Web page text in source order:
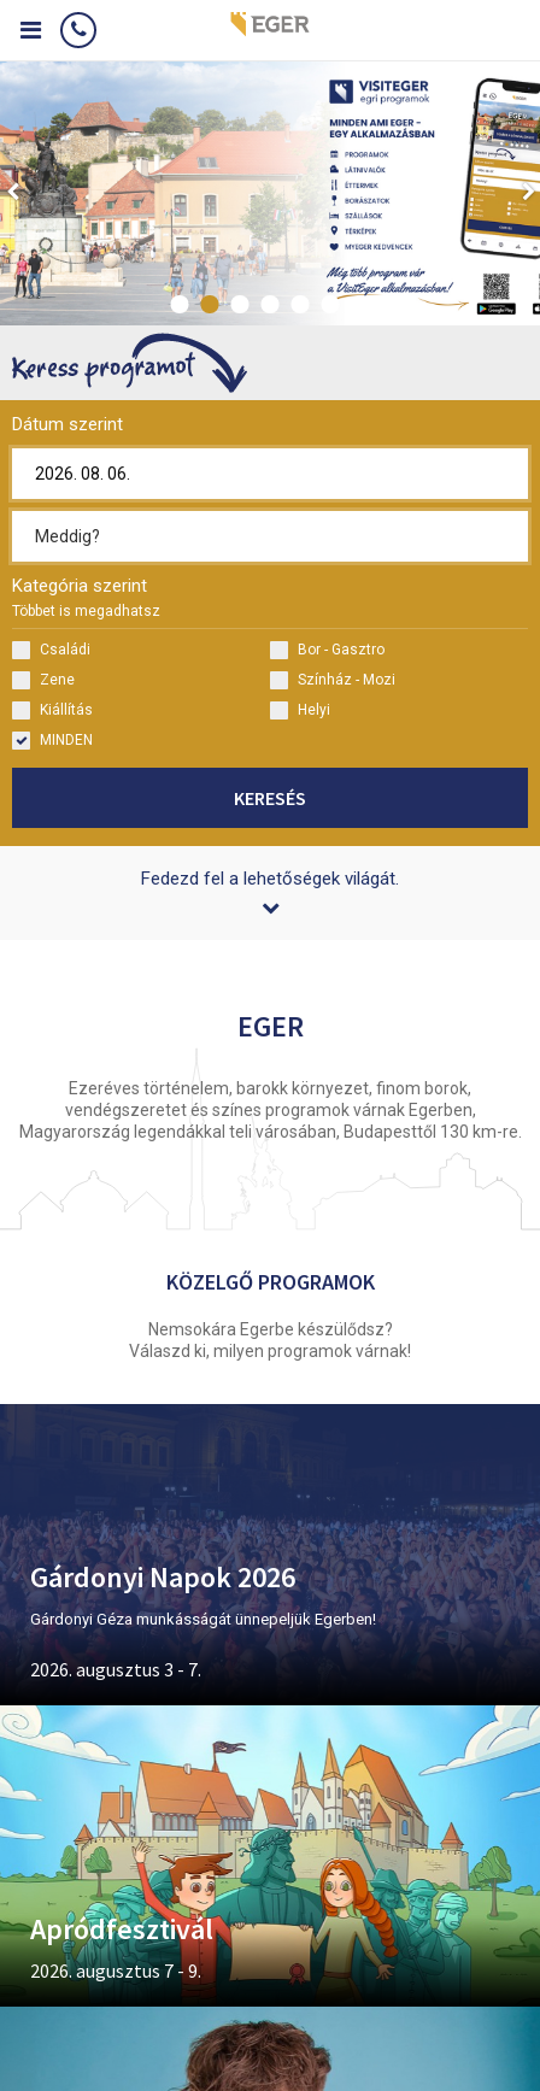
Dátum szerint
Kategória szerint
Többet is megadhatsz
Családi
Bor - Gasztro
Zene
Színház - Mozi
Kiállítás
Helyi
MINDEN
KERESÉS
Fedezd fel a lehetőségek világát.
EGER
Ezeréves történelem, barokk környezet, finom borok,
vendégszeretet és színes programok várnak Egerben,
Magyarország legendákkal teli városában, Budapesttől 130 km-re.
KÖZELGŐ PROGRAMOK
Nemsokára Egerbe készülődsz?
Válaszd ki, milyen programok várnak!
Gárdonyi Napok 2026
Gárdonyi Géza munkásságát ünnepeljük Egerben!
2026. augusztus 3 - 7.
Apródfesztivál
2026. augusztus 7 - 9.